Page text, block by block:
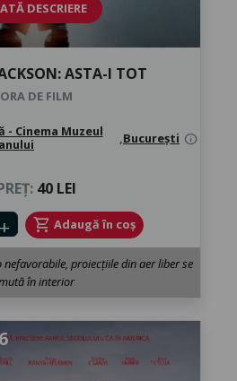
DESCRIERE
ASTA-I TOT
ORA DE FILM
- Cinema Muzeul
,București info
40 LEI
Number of tickets
add shopping_cart Adaugă în coș
proiecțiile din aer liber se
în interior